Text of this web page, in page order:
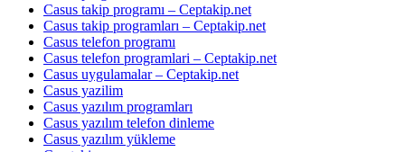
Casus takip programı – Ceptakip.net
Casus takip programları – Ceptakip.net
Casus telefon programı
Casus telefon programlari – Ceptakip.net
Casus uygulamalar – Ceptakip.net
Casus yazilim
Casus yazılım programları
Casus yazılım telefon dinleme
Casus yazılım yükleme